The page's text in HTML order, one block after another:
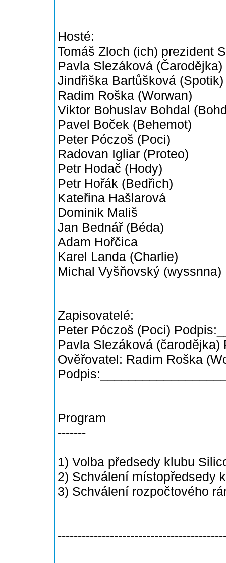
Hosté:
Tomáš Zloch (ich) prezident
Pavla Slezáková (Čarodějka)
Jindřiška Bartůšková (Spotik)
Radim Roška (Worwan)
Viktor Bohuslav Bohdal
Pavel Boček (Behemot)
Peter Póczoš (Poci)
Radovan Igliar (Proteo)
Petr Hodač (Hody)
Petr Hořák (Bedřich)
Kateřina Hašlarová
Dominik Mališ
Jan Bednář (Béda)
Adam Hořčica
Karel Landa (Charlie)
Michal Vyšňovský (wyssnna)
Zapisovatelé:
Peter Póczoš (Poci)
Pavla Slezáková
Ověřovatel: Radim Roška
Program
-------
1) Volba předsedy klubu
2) Schválení místopředsedy
3) Schválení rozpočtového